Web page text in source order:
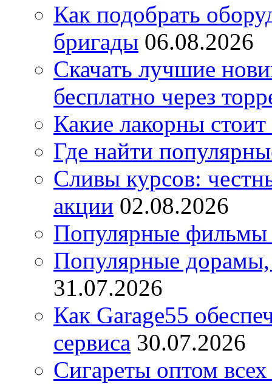
Как подобрать
бригады 06.08.2026
Скачать лучшие
бесплатно через
Какие лакорны стоит
Где найти
Сливы курсов:
акции 02.08.2026
Популярные фильмы
Популярные дорамы,
31.07.2026
Как Garage55
сервиса 30.07.2026
Сигареты оптом